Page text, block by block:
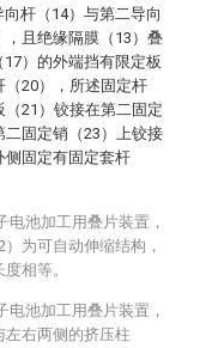
杆（14）与第二导向
且绝缘隔膜（13）叠
）的外端挡有限定板
（20），所述固定杆
（21）铰接在第二固定
固定销（23）上铰接
侧固定有固定套杆
电池加工用叠片装置，
为可自动伸缩结构，
相等。
电池加工用叠片装置，
右两侧的挤压柱